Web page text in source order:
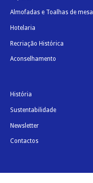
Almofadas e Toalhas de mesa
Hotelaria
Recriação Histórica
Aconselhamento
História
Sustentabilidade
Newsletter
Contactos